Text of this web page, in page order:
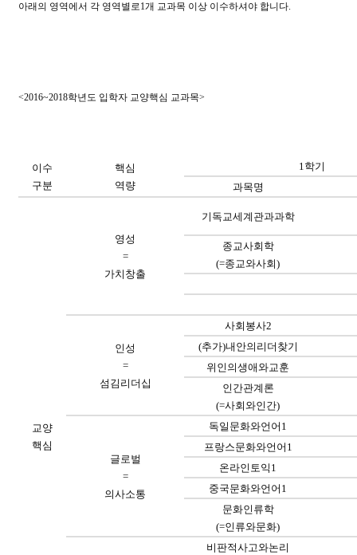
아래의 영역에서 각 영역별로1개 교과목 이상 이수하셔야 합니다.
<2016~2018학년도 입학자 교양핵심 교과목>
이수
구분
핵심
역량
1학기
과목명
교양
핵심
영성
=
가치창출
기독교세계관과과학
종교사회학
(=종교와사회)
인성
=
섬김리더십
사회봉사2
(추가)내안의리더찾기
위인의생애와교훈
인간관계론
(=사회와인간)
글로벌
=
의사소통
독일문화와언어 1
프랑스문화와언어 1
온라인토익 1
중국문화와언어 1
문화인류학
(=인류와문화)
비판적사고와논리